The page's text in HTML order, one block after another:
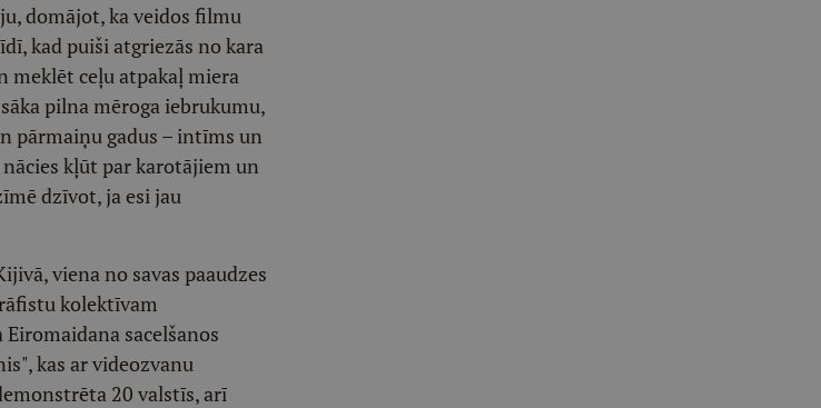
domājot, ka veidos filmu
kad puiši atgriezās no kara
meklēt ceļu atpakaļ miera
pilna mēroga iebrukumu,
pārmaiņu gadus – intīms un
kļūt par karotājiem un
dzīvot, ja esi jau
viena no savas paaudzes
kolektīvam
sacelšanos
kas ar videozvanu
20 valstīs, arī